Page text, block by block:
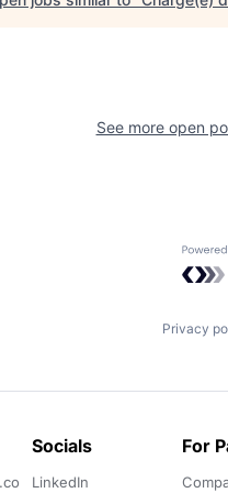
See more open
Privacy
Socials
LinkedIn
For